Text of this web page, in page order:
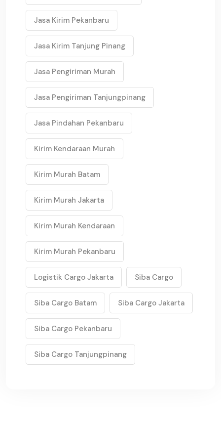
Jasa Kirim Pekanbaru
Jasa Kirim Tanjung Pinang
Jasa Pengiriman Murah
Jasa Pengiriman Tanjungpinang
Jasa Pindahan Pekanbaru
Kirim Kendaraan Murah
Kirim Murah Batam
Kirim Murah Jakarta
Kirim Murah Kendaraan
Kirim Murah Pekanbaru
Logistik Cargo Jakarta Siba Cargo
Siba Cargo Batam Siba Cargo Jakarta
Siba Cargo Pekanbaru
Siba Cargo Tanjungpinang